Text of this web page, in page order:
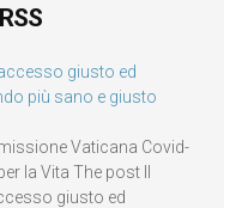
giusto ed
più sano e giusto
Vaticana Covid-
la Vita The post Il
giusto ed